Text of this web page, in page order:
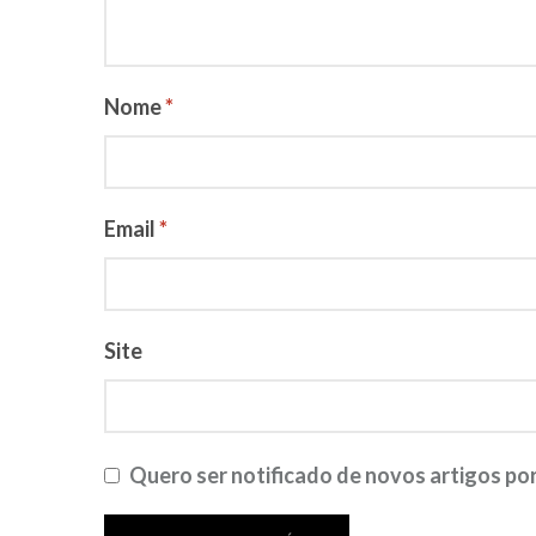
Nome*
Email*
Site
Quero ser notificado de novos artigos